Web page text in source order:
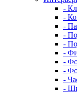
-
-
-
-
-
-
-
-
-
-